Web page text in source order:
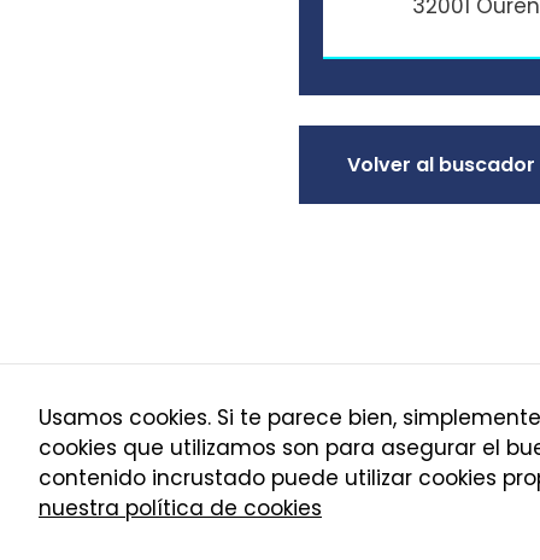
32001
Volver al buscador
Política de cookies
Política de privacidad
Aviso legal
Usamos cookies. Si te parece bien,
cookies que utilizamos son para asegurar el
contenido incrustado puede utilizar cookies
nuestra política de cookies